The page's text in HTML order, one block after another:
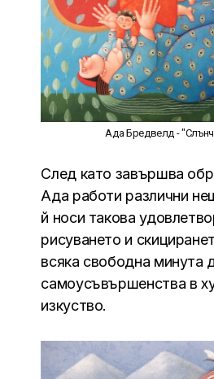
Ада Бредвелд -
След като завършва
Ада работи различни
й носи такова
рисуването и
всяка свободна минута
самоусъвършенства в
изкуство.